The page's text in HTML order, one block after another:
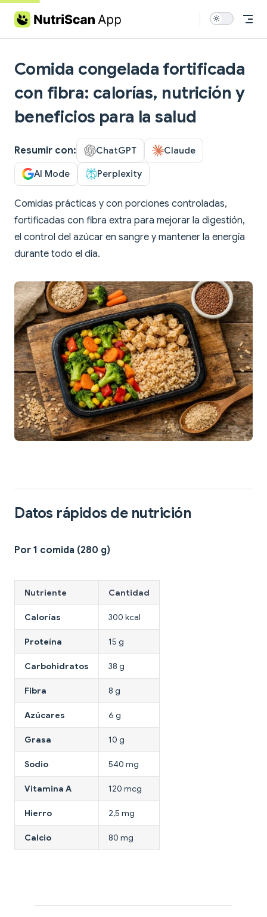
Skip to content
Comida congelada fortificada
con fibra: calorías, nutrición y
beneficios para la salud
Resumir con: ChatGPT Claude
AI Mode Perplexity
Comidas prácticas y con porciones controladas,
fortificadas con fibra extra para mejorar la digestión,
el control del azúcar en sangre y mantener la energía
durante todo el día.
Datos rápidos de nutrición
Por 1 comida (280 g)
Nutriente Cantidad
Calorías 300 kcal
Proteína 15 g
Carbohidratos 38 g
Fibra 8 g
Azúcares 6 g
Grasa 10 g
Sodio 540 mg
Vitamina A 120 mcg
Hierro 2,5 mg
Calcio 80 mg